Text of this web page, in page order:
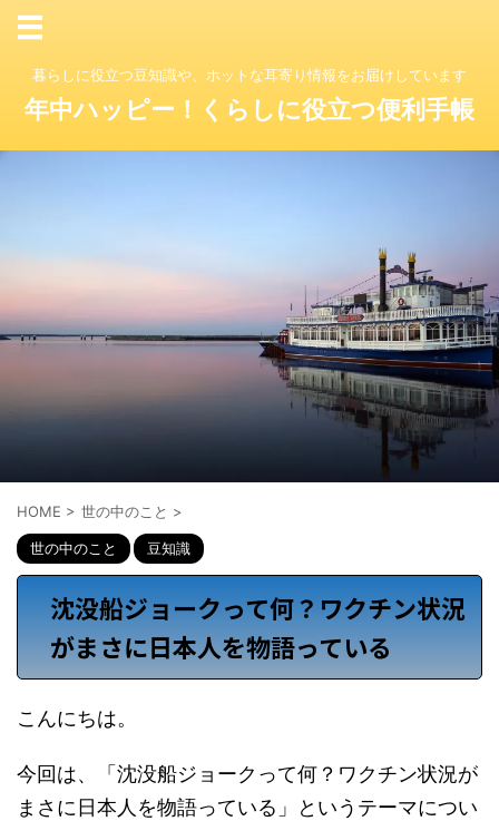
暮らしに役立つ豆知識や、ホットな耳寄り情報をお届けしています
年中ハッピー！くらしに役立つ便利手帳
HOME > 世の中のこと >
世の中のこと 豆知識
沈没船ジョークって何？ワクチン状況
がまさに日本人を物語っている
こんにちは。
今回は、「沈没船ジョークって何？ワクチン状況が
まさに日本人を物語っている」というテーマについ